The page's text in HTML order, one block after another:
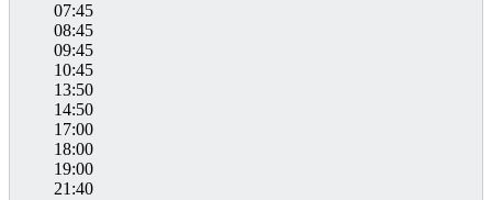
07:45
08:45
09:45
10:45
13:50
14:50
17:00
18:00
19:00
21:40